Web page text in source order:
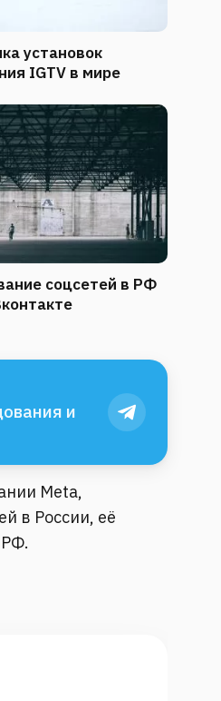
установок
IGTV в мире
соцсетей в РФ
и
Meta,
в России, её